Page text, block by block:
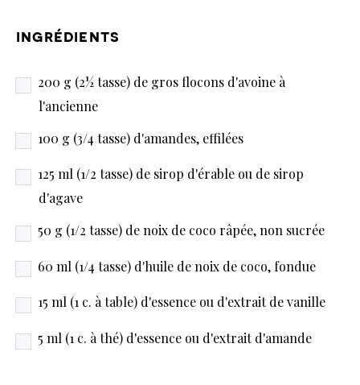
ingrédients
200 g (2½ tasse) de gros flocons d'avoine à
l'ancienne
100 g (3/4 tasse) d'amandes, effilées
125 ml (1/2 tasse) de sirop d'érable ou de sirop
d'agave
50 g (1/2 tasse) de noix de coco râpée, non sucrée
60 ml (1/4 tasse) d'huile de noix de coco, fondue
15 ml (1 c. à table) d'essence ou d'extrait de vanille
5 ml (1 c. à thé) d'essence ou d'extrait d'amande